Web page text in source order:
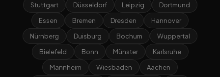
Stuttgart
Düsseldorf Leipzig
Dortmund
Essen
Bremen Dresden
Hannover
Nürnberg
Duisburg Bochum
Wuppertal
Bielefeld
Bonn Münster
Karlsruhe
Mannheim
Wiesbaden
Aachen